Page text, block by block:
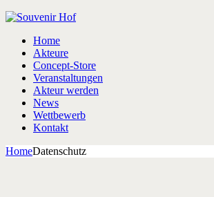
Home
Akteure
Concept-Store
Veranstaltungen
Akteur werden
News
Wettbewerb
Kontakt
HomeDatenschutz